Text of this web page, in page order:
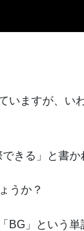
いますが、い
きる」と書か
うか？
」という単